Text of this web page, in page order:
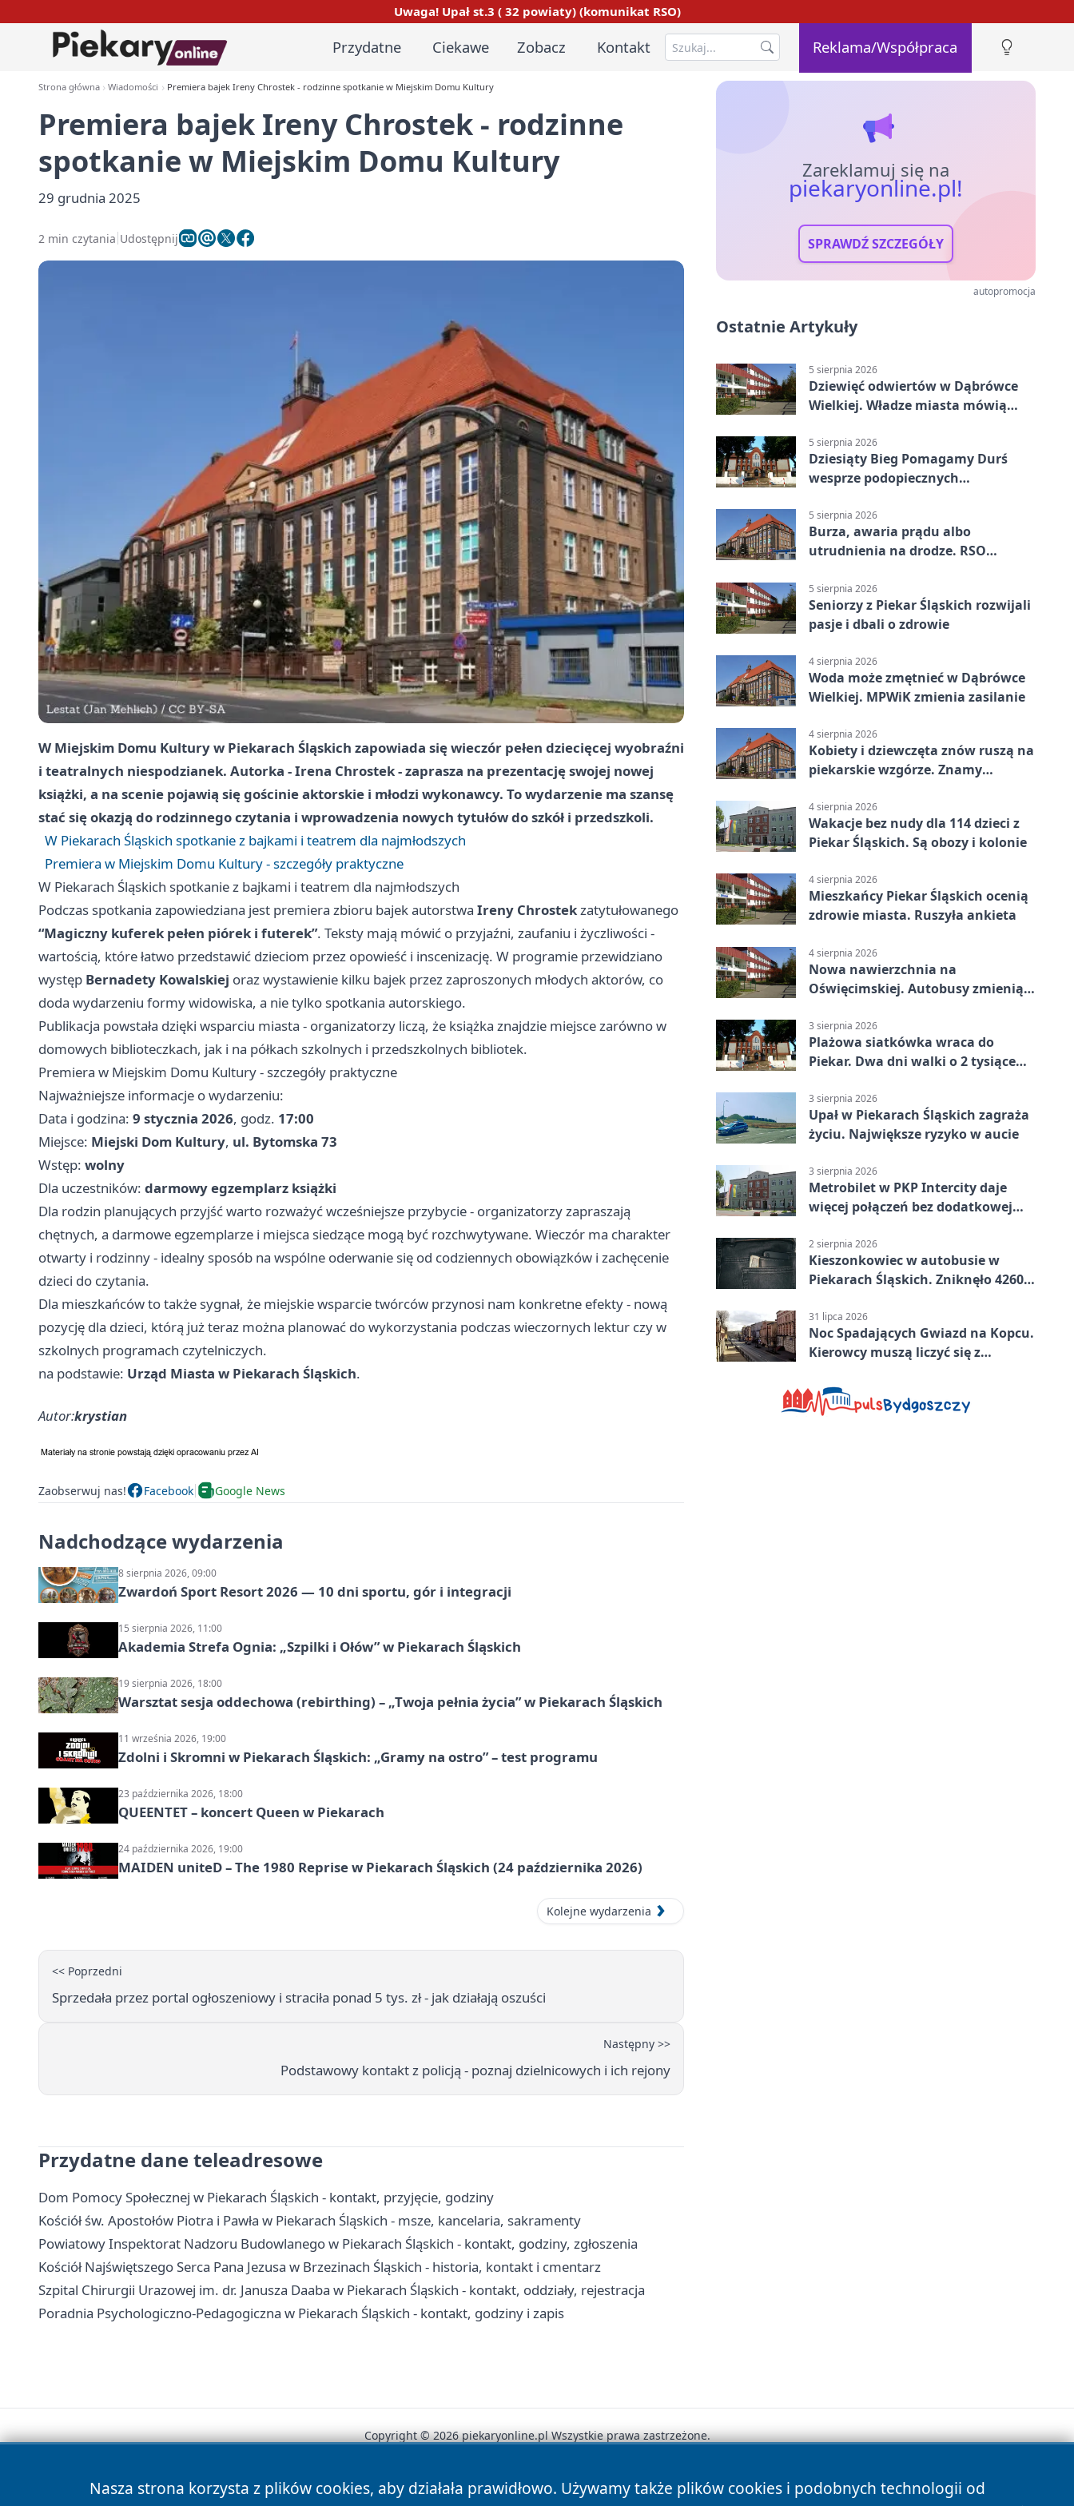
Uwaga! Upał st.3 ( 32 powiaty) (komunikat RSO)
Przydatne Ciekawe Zobacz Kontakt Reklama/Współpraca
Strona główna Wiadomości Premiera bajek Ireny Chrostek - rodzinne spotkanie w Miejskim Domu Kultury
Premiera bajek Ireny Chrostek - rodzinne
spotkanie w Miejskim Domu Kultury
29 grudnia 2025
2 min czytania Udostępnij
W Miejskim Domu Kultury w Piekarach Śląskich zapowiada się wieczór pełen dziecięcej wyobraźni
i teatralnych niespodzianek. Autorka -Irena Chrostek- zaprasza na prezentację swojej nowej
książki, a na scenie pojawią się gościnie aktorskie i młodzi wykonawcy. To wydarzenie ma szansę
stać się okazją do rodzinnego czytania i wprowadzenia nowych tytułów do szkół i przedszkoli.
W Piekarach Śląskich spotkanie z bajkami i teatrem dla najmłodszych
Premiera w Miejskim Domu Kultury - szczegóły praktyczne
W Piekarach Śląskich spotkanie z bajkami i teatrem dla najmłodszych
Podczas spotkania zapowiedziana jest premiera zbioru bajek autorstwa Ireny Chrostekzatytułowanego
“Magiczny kuferek pełen piórek i futerek”. Teksty mają mówić o przyjaźni, zaufaniu i życzliwości -
wartością, które łatwo przedstawić dzieciom przez opowieść i inscenizację. W programie przewidziano
występ Bernadety Kowalskiej oraz wystawienie kilku bajek przez zaproszonych młodych aktorów, co
doda wydarzeniu formy widowiska, a nie tylko spotkania autorskiego.
Publikacja powstała dzięki wsparciu miasta - organizatorzy liczą, że książka znajdzie miejsce zarówno w
domowych biblioteczkach, jak i na półkach szkolnych i przedszkolnych bibliotek.
Premiera w Miejskim Domu Kultury - szczegóły praktyczne
Najważniejsze informacje o wydarzeniu:
Data i godzina: 9 stycznia 2026, godz. 17:00
Miejsce: Miejski Dom Kultury, ul. Bytomska 73
Wstęp: wolny
Dla uczestników: darmowy egzemplarz książki
Dla rodzin planujących przyjść warto rozważyć wcześniejsze przybycie - organizatorzy zapraszają
chętnych, a darmowe egzemplarze i miejsca siedzące mogą być rozchwytywane. Wieczór ma charakter
otwarty i rodzinny - idealny sposób na wspólne oderwanie się od codziennych obowiązków i zachęcenie
dzieci do czytania.
Dla mieszkańców to także sygnał, że miejskie wsparcie twórców przynosi nam konkretne efekty - nową
pozycję dla dzieci, którą już teraz można planować do wykorzystania podczas wieczornych lektur czy w
szkolnych programach czytelniczych.
na podstawie: Urząd Miasta w Piekarach Śląskich.
Autor:krystian
Zaobserwuj nas! Facebook Google News
Nadchodzące wydarzenia
8 sierpnia 2026, 09:00
Zwardoń Sport Resort 2026 — 10 dni sportu, gór i integracji
15 sierpnia 2026, 11:00
Akademia Strefa Ognia: „Szpilki i Ołów” w Piekarach Śląskich
19 sierpnia 2026, 18:00
Warsztat sesja oddechowa (rebirthing) – „Twoja pełnia życia” w Piekarach Śląskich
11 września 2026, 19:00
Zdolni i Skromni w Piekarach Śląskich: „Gramy na ostro” – test programu
23 października 2026, 18:00
QUEENTET – koncert Queen w Piekarach
24 października 2026, 19:00
MAIDEN uniteD – The 1980 Reprise w Piekarach Śląskich (24 października 2026)
Kolejne wydarzenia
<< Poprzedni
Sprzedała przez portal ogłoszeniowy i straciła ponad 5 tys. zł - jak działają oszuści
Następny >>
Podstawowy kontakt z policją - poznaj dzielnicowych i ich rejony
Przydatne dane teleadresowe
Dom Pomocy Społecznej w Piekarach Śląskich - kontakt, przyjęcie, godziny
Kościół św. Apostołów Piotra i Pawła w Piekarach Śląskich - msze, kancelaria, sakramenty
Powiatowy Inspektorat Nadzoru Budowlanego w Piekarach Śląskich - kontakt, godziny, zgłoszenia
Kościół Najświętszego Serca Pana Jezusa w Brzezinach Śląskich - historia, kontakt i cmentarz
Szpital Chirurgii Urazowej im. dr. Janusza Daaba w Piekarach Śląskich - kontakt, oddziały, rejestracja
Poradnia Psychologiczno-Pedagogiczna w Piekarach Śląskich - kontakt, godziny i zapis
Zareklamuj się na
piekaryonline.pl!
SPRAWDŹ SZCZEGÓŁY
autopromocja
Ostatnie Artykuły
5 sierpnia 2026
Dziewięć odwiertów w Dąbrówce
Wielkiej. Władze miasta mówią
5 sierpnia 2026
Dziesiąty Bieg Pomagamy Durś
wesprze podopiecznych
5 sierpnia 2026
Burza, awaria prądu albo
utrudnienia na drodze. RSO
5 sierpnia 2026
Seniorzy z Piekar Śląskich rozwijali
pasje i dbali o zdrowie
4 sierpnia 2026
Woda może zmętnieć w Dąbrówce
Wielkiej. MPWiK zmienia zasilanie
4 sierpnia 2026
Kobiety i dziewczęta znów ruszą na
piekarskie wzgórze. Znamy
4 sierpnia 2026
Wakacje bez nudy dla 114 dzieci z
Piekar Śląskich. Są obozy i kolonie
4 sierpnia 2026
Mieszkańcy Piekar Śląskich ocenią
zdrowie miasta. Ruszyła ankieta
4 sierpnia 2026
Nowa nawierzchnia na
Oświęcimskiej. Autobusy zmienią
3 sierpnia 2026
Plażowa siatkówka wraca do
Piekar. Dwa dni walki o 2 tysiące
3 sierpnia 2026
Upał w Piekarach Śląskich zagraża
życiu. Największe ryzyko w aucie
3 sierpnia 2026
Metrobilet w PKP Intercity daje
więcej połączeń bez dodatkowej
2 sierpnia 2026
Kieszonkowiec w autobusie w
Piekarach Śląskich. Zniknęło 4260
31 lipca 2026
Noc Spadających Gwiazd na Kopcu.
Kierowcy muszą liczyć się z
Nasza strona korzysta z plików cookies, aby działała prawidłowo. Używamy także plików cookies i podobnych technologii od
Copyright © 2026 piekaryonline.pl Wszystkie prawa zastrzeżone.
News Autorzy Polityka Prywatności Polityka Cookies